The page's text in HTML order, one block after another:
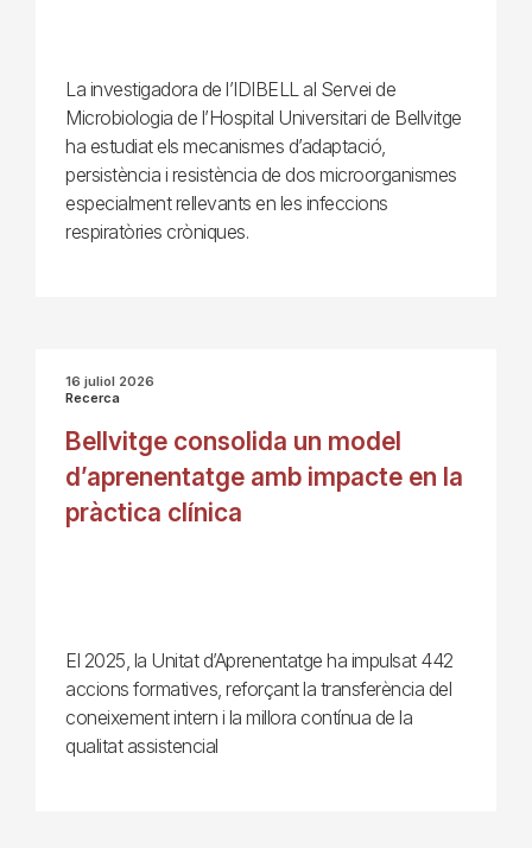
La investigadora de l’IDIBELL al Servei de
Microbiologia de l’Hospital Universitari de Bellvitge
ha estudiat els mecanismes d’adaptació,
persistència i resistència de dos microorganismes
especialment rellevants en les infeccions
respiratòries cròniques.
16 juliol 2026
Recerca
Bellvitge consolida un model
d’aprenentatge amb impacte en la
pràctica clínica
El 2025, la Unitat d’Aprenentatge ha impulsat 442
accions formatives, reforçant la transferència del
coneixement intern i la millora contínua de la
qualitat assistencial